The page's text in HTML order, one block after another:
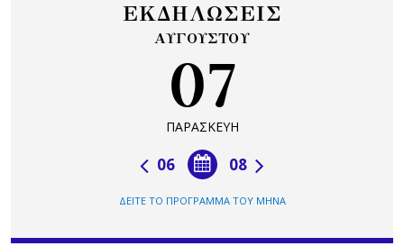
ΕΚΔΗΛΩΣΕΙΣ
ΑΥΓΟΥΣΤΟΥ
07
ΠΑΡΑΣΚΕΥΗ
08
06
ΔΕΙΤΕ ΤΟ ΠΡΟΓΡΑΜΜΑ ΤΟΥ ΜΗΝΑ